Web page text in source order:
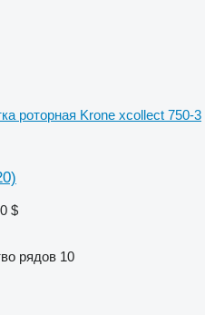
роторная Krone xcollect 750-3
$
рядов 10